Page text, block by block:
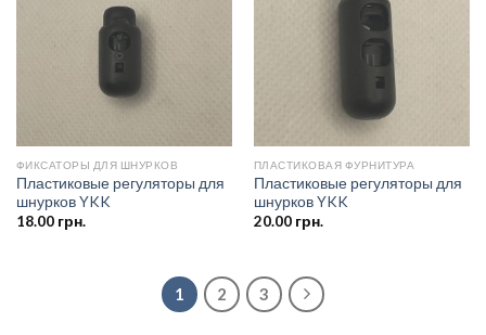
ФИКСАТОРЫ ДЛЯ ШНУРКОВ
Пластиковые регуляторы для
шнурков YKK
18.00грн.
ПЛАСТИКОВАЯ ФУРНИТУРА
Пластиковые регуляторы для
шнурков YKK
20.00грн.
1 2 3